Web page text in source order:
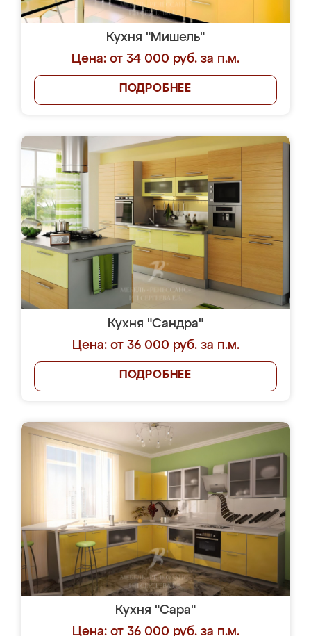
Кухня "Мишель"
Цена: от 34 000 руб. за п.м.
ПОДРОБНЕЕ
Кухня "Сандра"
Цена: от 36 000 руб. за п.м.
ПОДРОБНЕЕ
Кухня "Сара"
Цена: от 36 000 руб. за п.м.